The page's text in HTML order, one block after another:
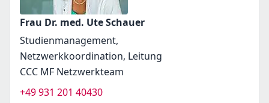
Frau Dr. med. Ute Schauer
Studienmanagement,
Netzwerkkoordination, Leitung
CCC MF Netzwerkteam
+49 931 201 40430